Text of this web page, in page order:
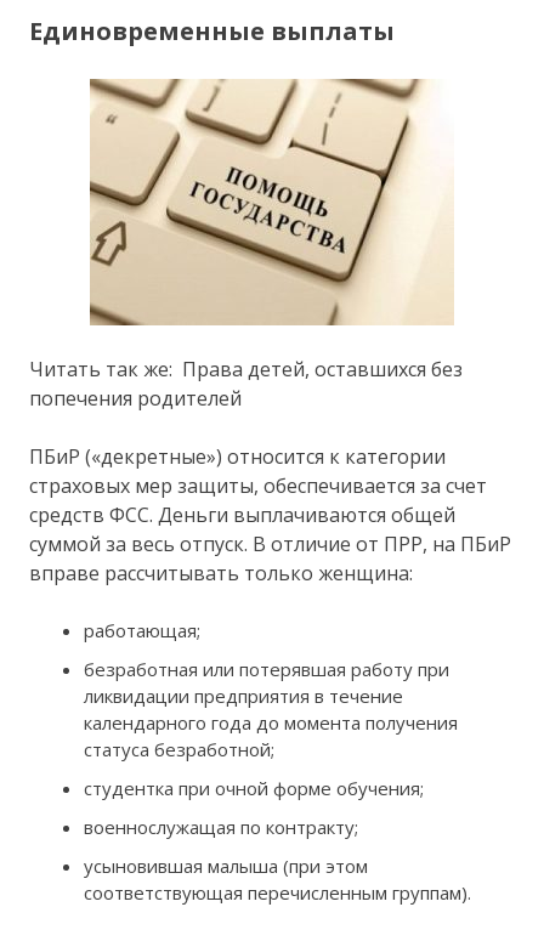
Единовременные выплаты
Читать так же: Права детей, оставшихся без
попечения родителей
ПБиР («декретные») относится к категории
страховых мер защиты, обеспечивается за счет
средств ФСС. Деньги выплачиваются общей
суммой за весь отпуск. В отличие от ПРР, на ПБиР
вправе рассчитывать только женщина:
работающая;
безработная или потерявшая работу при
ликвидации предприятия в течение
календарного года до момента получения
статуса безработной;
студентка при очной форме обучения;
военнослужащая по контракту;
усыновившая малыша (при этом
соответствующая перечисленным группам).